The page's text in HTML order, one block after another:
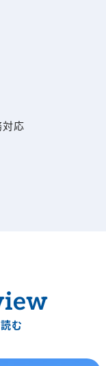
応
む